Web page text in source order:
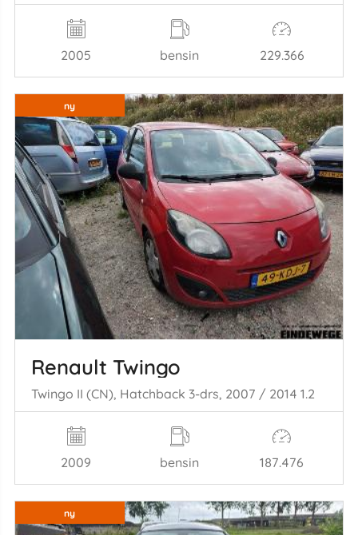
2005 bensin 229.366
ny
Renault Twingo
Twingo II (CN), Hatchback 3-drs, 2007 / 2014 1.2
2009 bensin 187.476
ny